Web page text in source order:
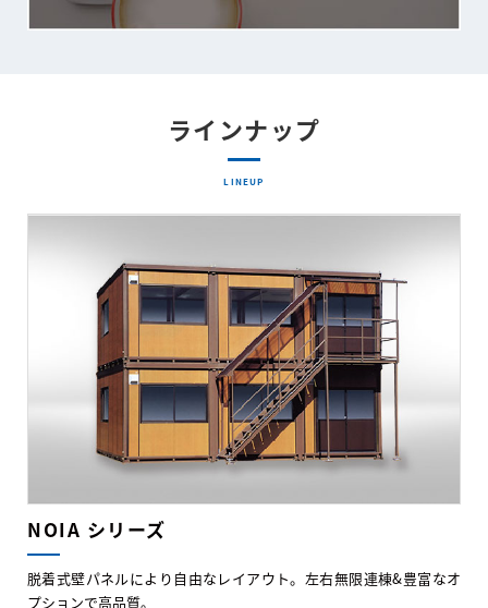
ラインナップ
LINEUP
NOIA シリーズ
脱着式壁パネルにより自由なレイアウト。左右無限連棟&豊富なオ
プションで高品質。